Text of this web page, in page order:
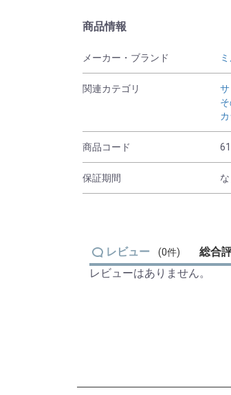
商品情報
メーカー・ブランド
関連カテゴリ
商品コード
保証期間
レビュー (0件) 総合
レビューはありません。